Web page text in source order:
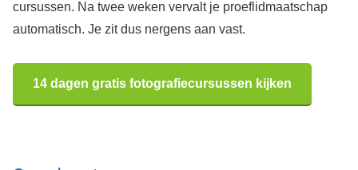
cursussen. Na twee weken vervalt je proeflidmaatschap
automatisch. Je zit dus nergens aan vast.
14 dagen gratis fotografiecursussen kijken